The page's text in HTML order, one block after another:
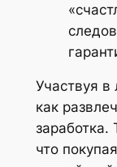
Участвуя в
как
заработка.
что